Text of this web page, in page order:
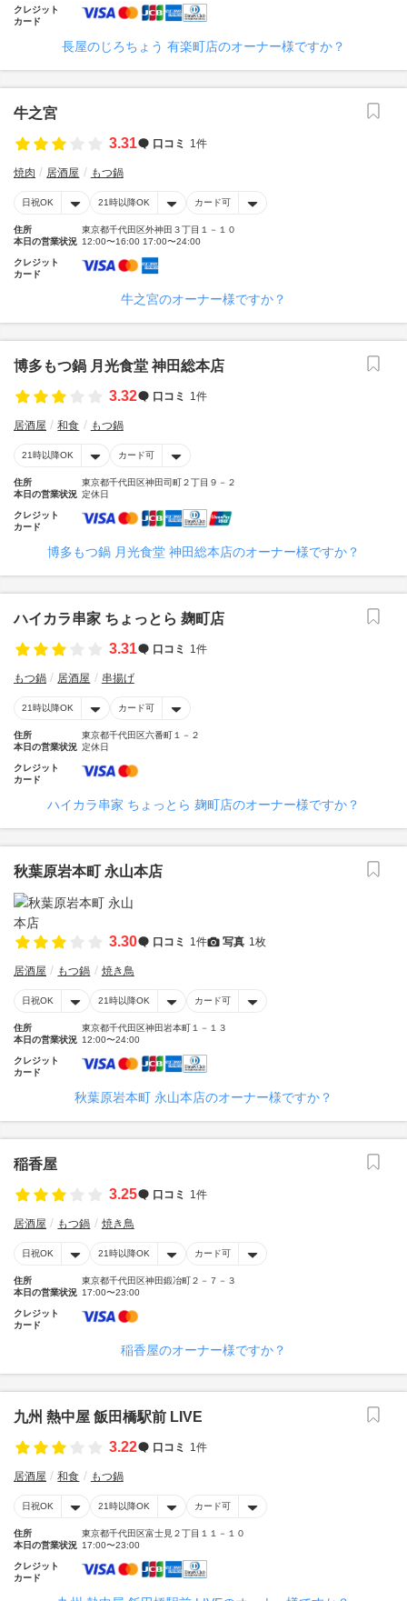
クレジット
カード
長屋のじろちょう 有楽町店のオーナー様ですか？
牛之宮
3.31
口コミ 1件
焼肉 居酒屋 もつ鍋
日祝OK 21時以降OK カード可
住所
東京都千代田区外神田３丁目１－１０
本日の営業状況 12:00〜16:00 17:00〜24:00
クレジット
カード
牛之宮のオーナー様ですか？
博多もつ鍋 月光食堂 神田総本店
3.32
口コミ 1件
居酒屋 和食 もつ鍋
21時以降OK カード可
住所
東京都千代田区神田司町２丁目９－２
本日の営業状況 定休日
クレジット
カード
博多もつ鍋 月光食堂 神田総本店のオーナー様ですか？
ハイカラ串家 ちょっとら 麹町店
3.31
口コミ 1件
もつ鍋 居酒屋 串揚げ
21時以降OK カード可
住所
東京都千代田区六番町１－２
本日の営業状況 定休日
クレジット
カード
ハイカラ串家 ちょっとら 麹町店のオーナー様ですか？
秋葉原岩本町 永山本店
3.30 口コミ 1件 写真 1枚
居酒屋 もつ鍋 焼き鳥
日祝OK 21時以降OK カード可
住所
東京都千代田区神田岩本町１－１３
本日の営業状況 12:00〜24:00
クレジット
カード
秋葉原岩本町 永山本店のオーナー様ですか？
稲香屋
3.25
口コミ 1件
居酒屋 もつ鍋 焼き鳥
日祝OK 21時以降OK カード可
住所
東京都千代田区神田鍛冶町２－７－３
本日の営業状況 17:00〜23:00
クレジット
カード
稲香屋のオーナー様ですか？
九州 熱中屋 飯田橋駅前 LIVE
3.22
口コミ 1件
居酒屋 和食 もつ鍋
日祝OK 21時以降OK カード可
住所
東京都千代田区富士見２丁目１１－１０
本日の営業状況 17:00〜23:00
クレジット
カード